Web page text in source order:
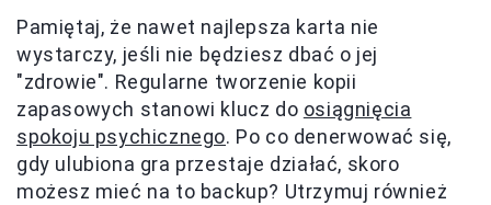
Pamiętaj, że nawet najlepsza karta nie
wystarczy, jeśli nie będziesz dbać o jej
"zdrowie". Regularne tworzenie kopii
zapasowych stanowi klucz do osiągnięcia
spokoju psychicznego. Po co denerwować się,
gdy ulubiona gra przestaje działać, skoro
możesz mieć na to backup? Utrzymuj również